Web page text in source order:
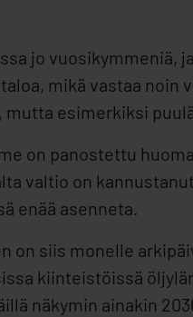
jo vuosikymmeniä,
mikä vastaa
esimerkiksi
on panostettu
valtio on
enää asenneta.
on siis monelle
kiinteistöissä
näkymin ainakin